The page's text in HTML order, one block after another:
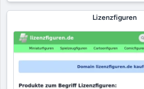
Lizenzfiguren